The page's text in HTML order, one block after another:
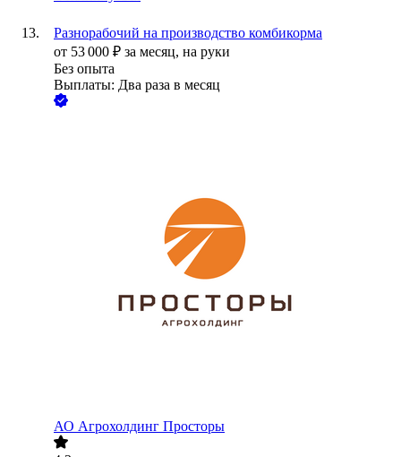
Разнорабочий на производство комбикорма
от 53 000 ₽ за месяц, на руки
Без опыта
Выплаты: Два раза в месяц
АО Агрохолдинг Просторы